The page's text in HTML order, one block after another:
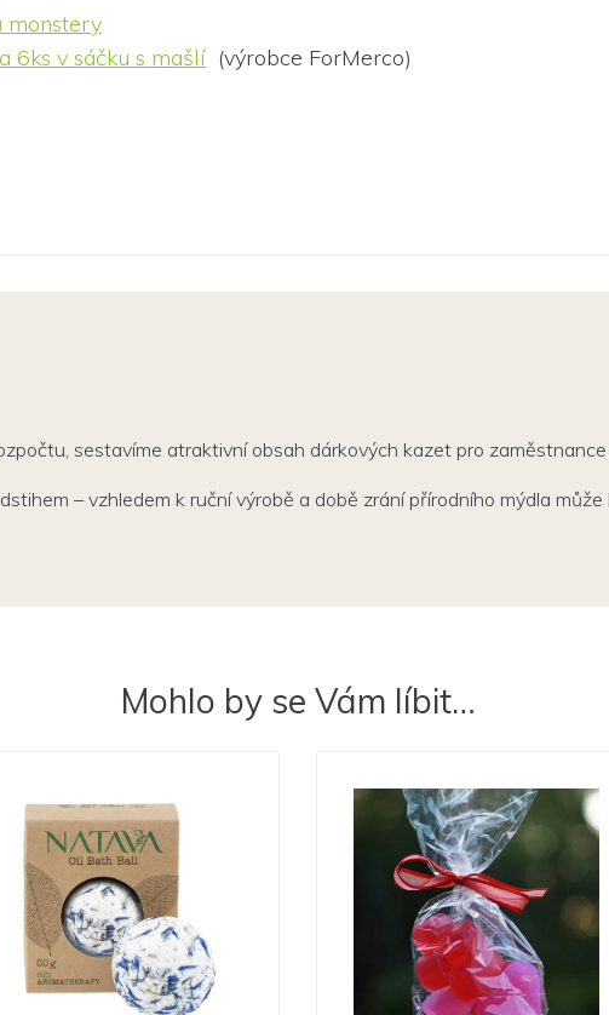
monstery
6ks v sáčku s mašlí (výrobce ForMerco)
sestavíme atraktivní obsah dárkových kazet pro
– vzhledem k ruční výrobě a době zrání přírodního mýdla
Mohlo by se Vám líbit…